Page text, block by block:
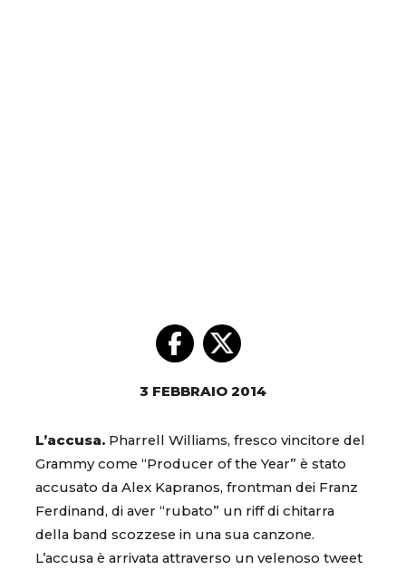
3 FEBBRAIO 2014
L’accusa. Pharrell Williams, fresco vincitore del
Grammy come “Producer of the Year” è stato
accusato da Alex Kapranos, frontman dei Franz
Ferdinand, di aver “rubato” un riff di chitarra
della band scozzese in una sua canzone.
L’accusa è arrivata attraverso un velenoso tweet